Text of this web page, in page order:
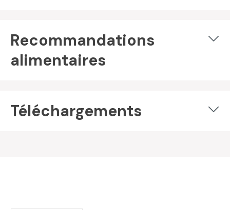
Recommandations
alimentaires
Téléchargements